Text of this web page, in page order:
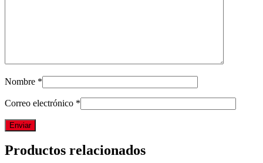
Nombre *
Correo electrónico *
Productos relacionados